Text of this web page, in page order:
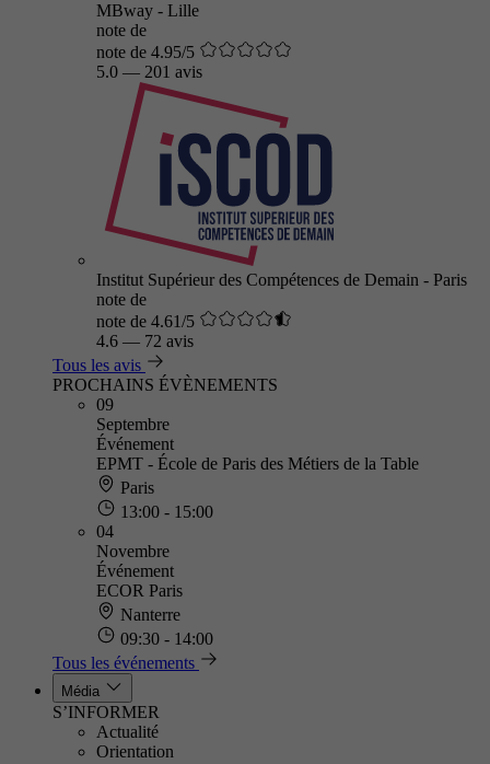
MBway - Lille
note de
note de 4.95/5
5.0 — 201 avis
Institut Supérieur des Compétences de Demain - Paris
note de
note de 4.61/5
4.6 — 72 avis
Tous les avis
PROCHAINS ÉVÈNEMENTS
09
Septembre
Événement
EPMT - École de Paris des Métiers de la Table
Paris
13:00 - 15:00
04
Novembre
Événement
ECOR Paris
Nanterre
09:30 - 14:00
Tous les événements
Média
S’INFORMER
Actualité
Orientation